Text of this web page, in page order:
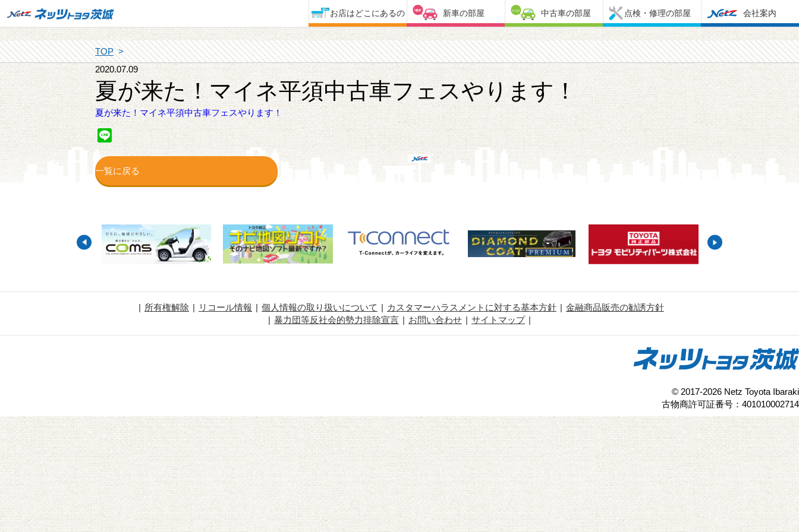
お店はどこにあるの 新車の部屋 中古車の部屋 点検・修理の部屋 会社案内
TOP
2020.07.09
夏が来た！マイネ平須中古車フェスやります！
夏が来た！マイネ平須中古車フェスやります！
Line
一覧に戻る
所有権解除 リコール情報 個人情報の取り扱いについて カスタマーハラスメントに対する基本方針
金融商品販売の勧誘方針
暴力団等反社会的勢力排除宣言
お問い合わせ サイトマップ
© 2017-2026 Netz Toyota Ibaraki
古物商許可証番号：401010002714